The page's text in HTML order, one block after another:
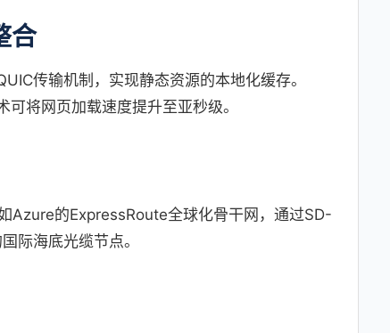
合
传输机制，实现静态资源的本地化缓存。
将网页加载速度提升至亚秒级。
Azure的ExpressRoute全球化骨干网，通过SD-
际海底光缆节点。